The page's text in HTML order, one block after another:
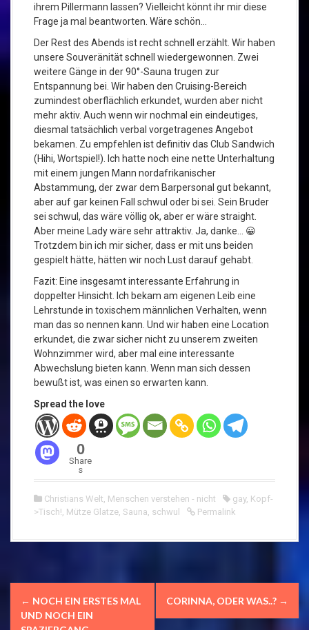
ihrem Pillermann lassen? Vielleicht könnt ihr mir diese
Frage ja mal beantworten. Wäre schön…
Der Rest des Abends ist recht schnell erzählt. Wir haben
unsere Souveränität schnell wiedergewonnen. Zwei
weitere Gänge in der 90°-Sauna trugen zur
Entspannung bei. Wir haben den Cruising-Bereich
zumindest oberflächlich erkundet, wurden aber nicht
mehr aktiv. Auch wenn wir nochmal ein eindeutiges,
diesmal tatsächlich verbal vorgetragenes Angebot
bekamen. Zu empfehlen ist definitiv das Club Sandwich
(Hihi, Wortspiel!). Ich hatte noch eine nette Unterhaltung
mit einem jungen Mann nordafrikanischer
Abstammung, der zwar dem Barpersonal gut bekannt,
aber auf gar keinen Fall schwul oder bi sei. Sein Bruder
sei schwul, das wäre völlig ok, aber er wäre straight.
Aber meine Lady wäre sehr attraktiv. Ja, danke… 😀
Trotzdem bin ich mir sicher, dass er mit uns beiden
gespielt hätte, hätten wir noch Lust darauf gehabt.
Fazit: Eine insgesamt interessante Erfahrung in
doppelter Hinsicht. Ich bekam am eigenen Leib eine
Lehrstunde in toxischem männlichen Verhalten, wenn
man das so nennen kann. Und wir haben eine Location
erkundet, die zwar sicher nicht zu unserem zweiten
Wohnzimmer wird, aber mal eine interessante
Abwechslung bieten kann. Wenn man sich dessen
bewußt ist, was einen so erwarten kann.
Spread the love
0
Share
s
Christians Welt Menschen verstehen - nicht gay, Kopf-
>Tisch! Mütze Glatze Sauna schwul Permalink
N
a
← NOCH EIN ERSTES MAL
UND NOCH EIN
CORINNA, ODER WAS..? →